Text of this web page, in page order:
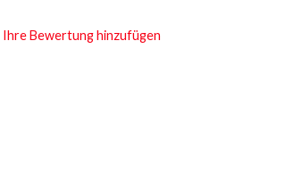
Ihre Bewertung hinzufügen